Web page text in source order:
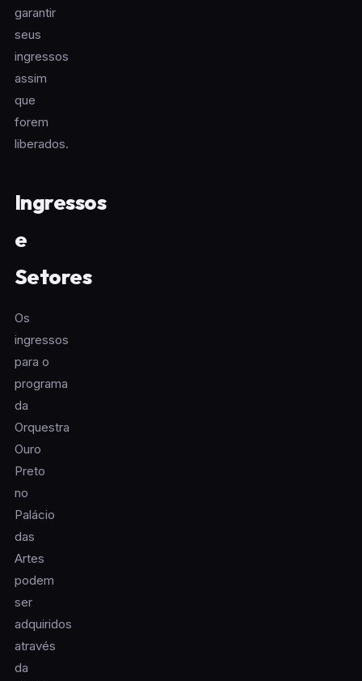
garantir
seus
ingressos
assim
que
forem
liberados.
Ingressos
e
Setores
Os
ingressos
para o
programa
da
Orquestra
Ouro
Preto
no
Palácio
das
Artes
podem
ser
adquiridos
através
da